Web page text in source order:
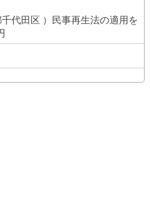
千代田区 ）民事再生法の適用を